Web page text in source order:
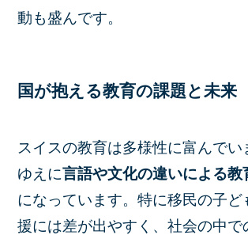
動も盛んです。
国が抱える教育の課題と未来
スイスの教育は多様性に富んでい
ゆえに言語や文化の違いによる教
になっています。特に移民の子ど
援には差が出やすく、社会の中で